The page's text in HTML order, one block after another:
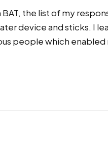
BAT, the list of my
device and sticks. I
people which enabled